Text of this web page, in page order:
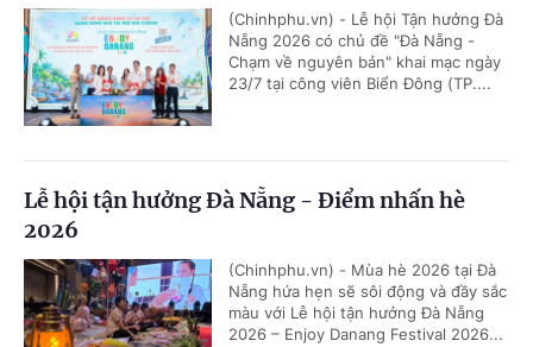
(Chinhphu.vn) - Lễ hội Tận hưởng Đà
Nẵng 2026 có chủ đề "Đà Nẵng -
Chạm về nguyên bản" khai mạc ngày
23/7 tại công viên Biển Đông (TP....
Lễ hội tận hưởng Đà Nẵng - Điểm nhấn hè
2026
(Chinhphu.vn) - Mùa hè 2026 tại Đà
Nẵng hứa hẹn sẽ sôi động và đầy sắc
màu với Lễ hội tận hưởng Đà Nẵng
2026 – Enjoy Danang Festival 2026...